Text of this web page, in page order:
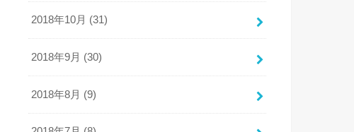
2018年10月 (31)
2018年9月 (30)
2018年8月 (9)